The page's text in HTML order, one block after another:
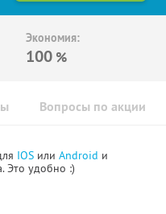
Экономия:
100 %
Вопросы по акции
IOS или Android и
Это удобно :)